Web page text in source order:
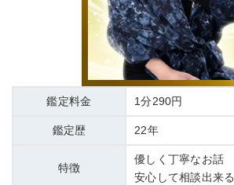
鑑定料金 1分290円
鑑定歴 22年
特徴
優しく丁寧なお話
安心して相談出来る